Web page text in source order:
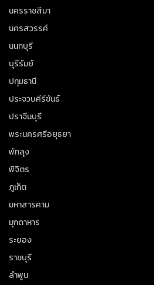
นครราชสีมา
นครสวรรค์
นนทบุรี
บุรีรัมย์
ปทุมธานี
ประจวบคีรีขันธ์
ปราจีนบุรี
พระนครศรีอยุธยา
พัทลุง
พิจิตร
ภูเก็ต
มหาสารคาม
มุกดาหาร
ระยอง
ราชบุรี
ลำพูน